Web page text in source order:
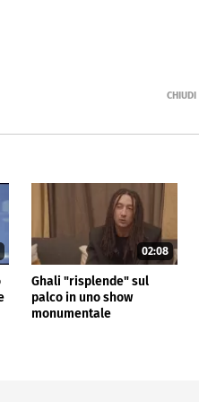
02:08
Ghali "risplende" sul
palco in uno show
monumentale